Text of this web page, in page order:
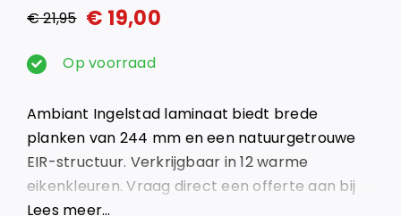
€21,95
Oorspronkelijke
prijs
€ 21,95.
€ 19,00
Huidige
prijs
€ 19,00.
Op voorraad
Ambiant Ingelstad laminaat biedt brede
planken van 244 mm en een natuurgetrouwe
EIR-structuur. Verkrijgbaar in 12 warme
eikenkleuren. Vraag direct een offerte aan bij
Giga Vloeren – Groot in vloeren, klein in prijs.
Lees meer…